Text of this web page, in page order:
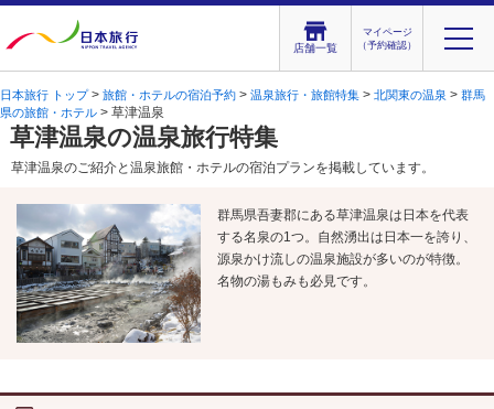
店舗一覧
マイページ
（予約確認）
日本旅行 トップ> 旅館・ホテルの宿泊予約 > 温泉旅行・旅館特集 > 北関東の温泉 > 群馬
県の旅館・ホテル > 草津温泉
草津温泉の温泉旅行特集
草津温泉のご紹介と温泉旅館・ホテルの宿泊プランを掲載しています。
群馬県吾妻郡にある草津温泉は日本を代表
する名泉の1つ。自然湧出は日本一を誇り、
源泉かけ流しの温泉施設が多いのが特徴。
名物の湯もみも必見です。